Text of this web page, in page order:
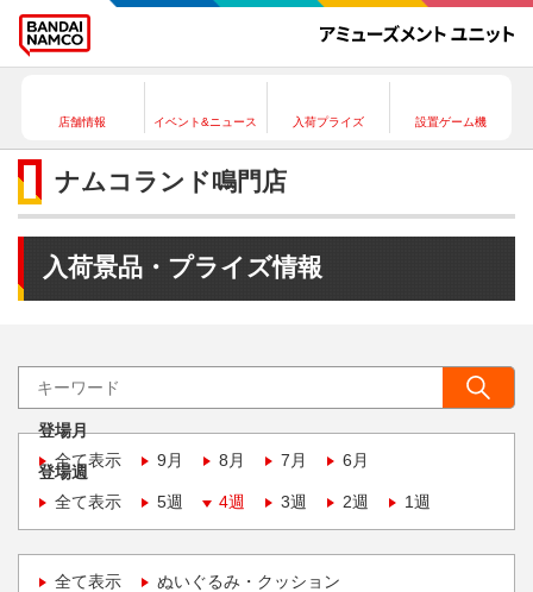
店舗情報 イベント&ニュース 入荷プライズ 設置ゲーム機
ナムコランド鳴門店
入荷景品・プライズ情報
登場月
全て表示
9月 8月 7月 6月
登場週
全て表示
5週 4週 3週 2週 1週
全て表示 ぬいぐるみ・クッション